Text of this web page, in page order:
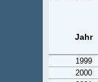
Jahr
1999
2000